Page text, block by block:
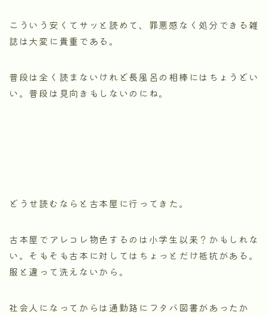
こういう安くてサッと読めて、罪悪感なく処分できる雑
誌は大変に貴重である。
普段は全く読まないけれど長風呂の相棒にはちょうどい
い。普段は見向きもしないのにね。
どうせ読むならと古本屋に行ってきた。
古本屋でアレコレ物色するのは小学生以来？かもしれな
い。そもそも古本に対してはちょっとだけ抵抗がある。
服と違って洗えないから。
社会人になってからは通勤路にフタバ図書があったか